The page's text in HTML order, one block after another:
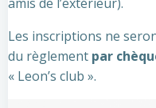
Les inscriptions ne
du règlement par
« Leon’s club ».